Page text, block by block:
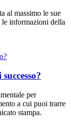
al massimo le sue
le informazioni della
per
a cui puoi trarre
stampa.